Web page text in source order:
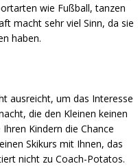
wie Fußball, tanzen
macht sehr viel Sinn, da sie
haben.
ausreicht, um das Interesse
die den Kleinen keinen
Kindern die Chance
Skikurs mit Ihnen, das
nicht zu Coach-Potatos.